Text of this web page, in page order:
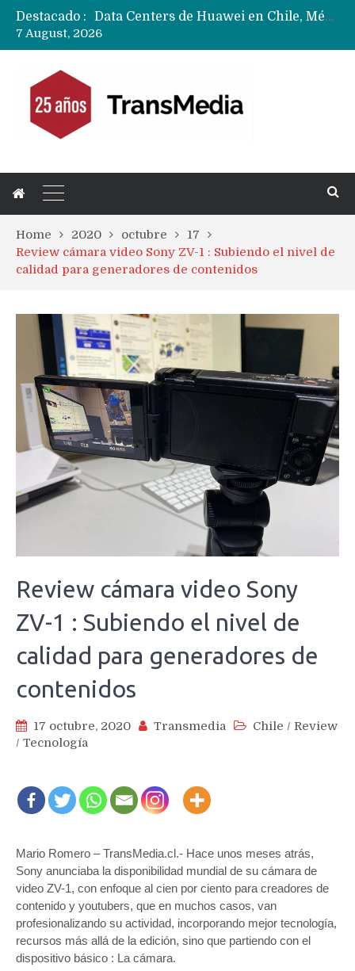
Destacado :
Data Centers de Huawei en Chile, México, Brasil,Perú y Argentina podrían verse afectados por arremetida de EE.UU
7 August, 2026
Home 2020 octubre
17
Review cámara video Sony ZV-1 : Subiendo el nivel de
calidad para generadores de contenidos
Review cámara video Sony
ZV-1 : Subiendo el nivel de
calidad para generadores de
contenidos
17 octubre, 2020 Transmedia Chile / Review
/ Tecnología
Mario Romero – TransMedia.cl.- Hace unos meses atrás,
Sony anunciaba la disponibilidad mundial de su cámara de
video ZV-1, con enfoque al cien por ciento para creadores de
contenido y youtubers, que en muchos casos, van
profesionalizando su actividad, incorporando mejor tecnología,
recursos más allá de la edición, sino que partiendo con el
dispositivo básico : La cámara.